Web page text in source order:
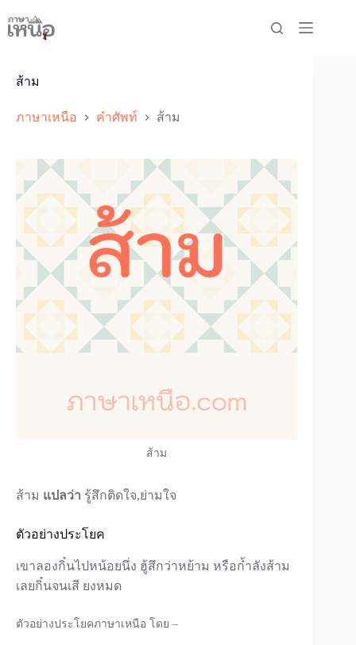
to
content
ส้าม
ภาษาเหนือ คำศัพท์ ส้าม
ส้าม
ส้าม แปลว่า รู้สึกติดใจ,ย่ามใจ
ตัวอย่างประโยค
เขาลองกิ๋นไปหน้อยนึ่ง ฮู้สึกว่าหย้าม หรือก๋้าลังส้าม
เลยกิ๋นจนเสี ยงหมด
ตัวอย่างประโยคภาษาเหนือ โดย –